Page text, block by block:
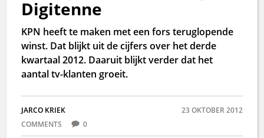
Digitenne
KPN heeft te maken met een fors teruglopende
winst. Dat blijkt uit de cijfers over het derde
kwartaal 2012. Daaruit blijkt verder dat het
aantal tv-klanten groeit.
JARCO KRIEK
23 OKTOBER 2012
COMMENTS
0